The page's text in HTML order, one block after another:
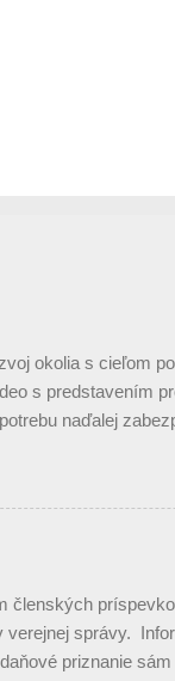
okolia s cieľom
s predstavením
naďalej
predajné miesto
bezpečné miesto
potravín osadíme
no vďaka
členských
správy.
priznanie